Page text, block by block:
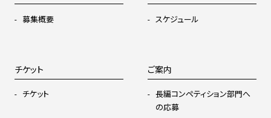
募集概要 スケジュール
チケット
チケット
ご案内
長編コンペティション部門へ
の応募